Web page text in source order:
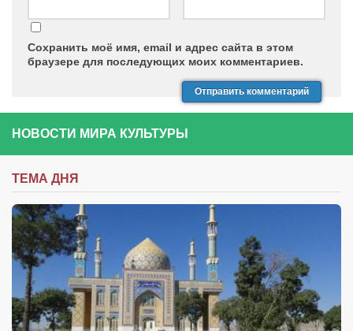
Сохранить моё имя, email и адрес сайта в этом
браузере для последующих моих комментариев.
НОВОСТИ МИРА КУЛЬТУРЫ
ТЕМА ДНЯ